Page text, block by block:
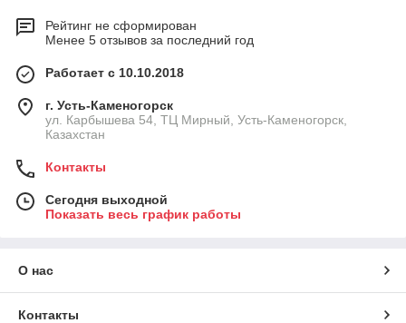
Рейтинг не сформирован
Менее 5 отзывов за последний год
Работает с 10.10.2018
г. Усть-Каменогорск
ул. Карбышева 54, ТЦ Мирный, Усть-Каменогорск,
Казахстан
Контакты
Сегодня выходной
Показать весь график работы
О нас
Контакты